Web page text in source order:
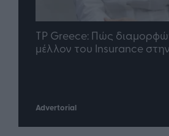
TP Greece: Πώς
μέλλον του Insurance
Advertorial